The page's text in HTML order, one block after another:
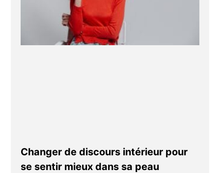
Changer de discours intérieur pour
se sentir mieux dans sa peau